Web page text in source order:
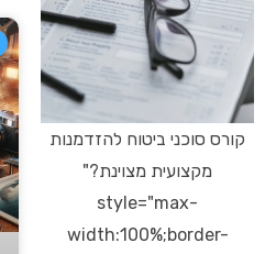
קורס סוכני ביטוח להזדמנות
מקצועית מצוינת?"
style="max-
width:100%;border-